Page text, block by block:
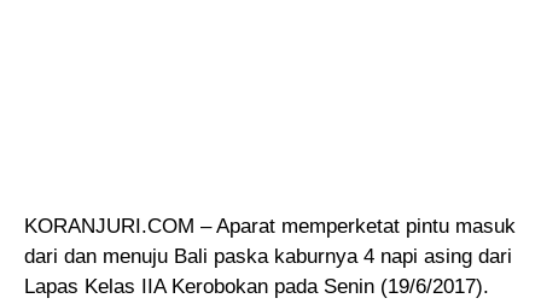
KORANJURI.COM – Aparat memperketat pintu masuk
dari dan menuju Bali paska kaburnya 4 napi asing dari
Lapas Kelas IIA Kerobokan pada Senin (19/6/2017).